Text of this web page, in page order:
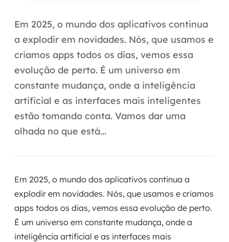
Automação inteligente
Integração de IA
RPA e hiperautomação
AI Day
Transformar dados em decisão
Data Analytics
Data Platforms
Business Intelligence
Data Lakes & Warehouses
Em 2025, o mundo dos aplicativos continua
a explodir em novidades. Nós, que usamos e
criamos apps todos os dias, vemos essa
evolução de perto. É um universo em
constante mudança, onde a inteligência
artificial e as interfaces mais inteligentes
estão tomando conta. Vamos dar uma
olhada no que está...
Em 2025, o mundo dos aplicativos continua a
explodir em novidades. Nós, que usamos e criamos
apps todos os dias, vemos essa evolução de perto.
É um universo em constante mudança, onde a
inteligência artificial e as interfaces mais